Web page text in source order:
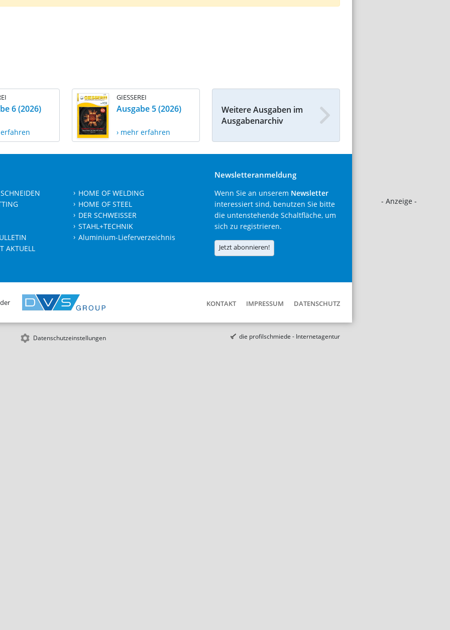
- Anzeige -
6 (2026)
GIESSEREI
Ausgabe 5 (2026)
› mehr erfahren
Weitere Ausgaben im
Ausgabenarchiv
AKTUELL
HOME OF WELDING
HOME OF STEEL
DER SCHWEISSER
STAHL+TECHNIK
Aluminium-Lieferverzeichnis
Newsletteranmeldung
Wenn Sie an unserem Newsletter
interessiert sind, benutzen Sie bitte
die untenstehende Schaltfläche, um
sich zu registrieren.
Jetzt abonnieren!
KONTAKT IMPRESSUM DATENSCHUTZ
Datenschutzeinstellungen die profilschmiede - Internetagentur